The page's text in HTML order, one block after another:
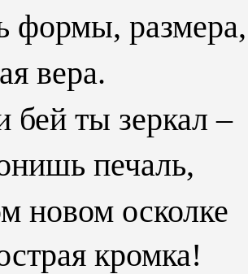
формы, размера,
вера.
бей ты зеркал –
печаль,
новом осколке
кромка!